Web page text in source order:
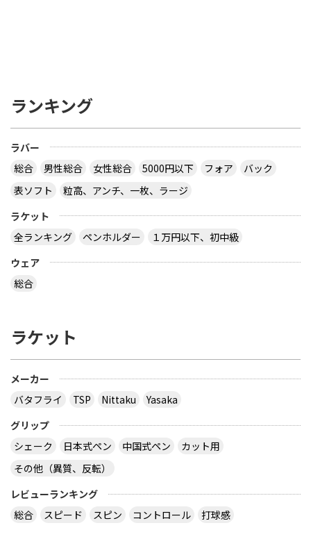
ランキング
ラバー
総合
男性総合 女性総合 5000円以下 フォア
バック
表ソフト
粒高、アンチ、一枚、ラージ
ラケット
全ランキング
ペンホルダー
１万円以下、初中級
ウェア
総合
ラケット
メーカー
バタフライ
TSP Nittaku
Yasaka
グリップ
シェーク
日本式ペン 中国式ペン
カット用
その他（異質、反転）
レビューランキング
総合
スピード スピン コントロール 打球感